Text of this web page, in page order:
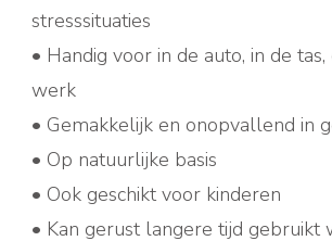
stresssituaties
• Handig voor in de auto, in de
werk
• Gemakkelijk en onopvallend in
• Op natuurlijke basis
• Ook geschikt voor kinderen
• Kan gerust langere tijd gebruikt